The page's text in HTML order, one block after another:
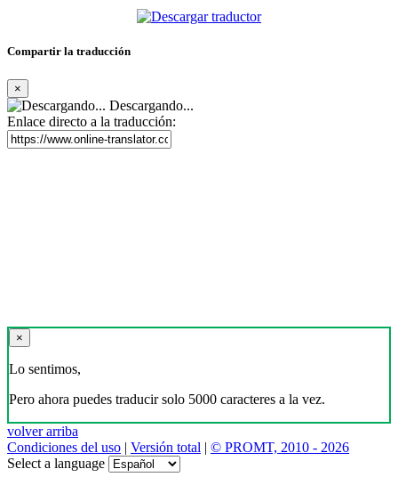
Compartir la traducción
×
Descargando...
Enlace directo a la traducción:
×
Lo sentimos,
Pero ahora puedes traducir solo 5000 caracteres a la vez.
volver arriba
Condiciones del uso | Versión total | © PROMT, 2010 - 2026
Select a language